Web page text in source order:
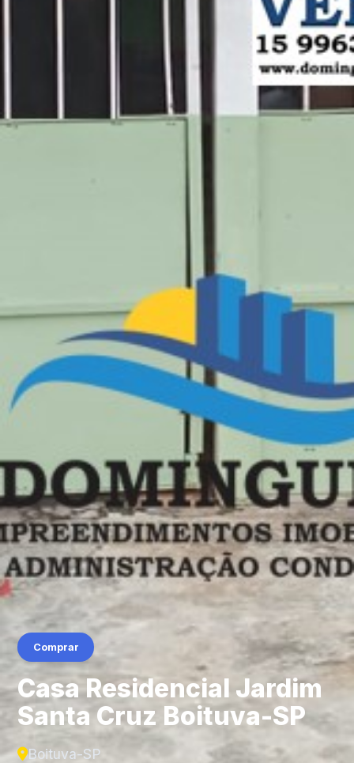
Comprar
Casa Residencial Jardim
Santa Cruz Boituva-SP
Boituva-SP